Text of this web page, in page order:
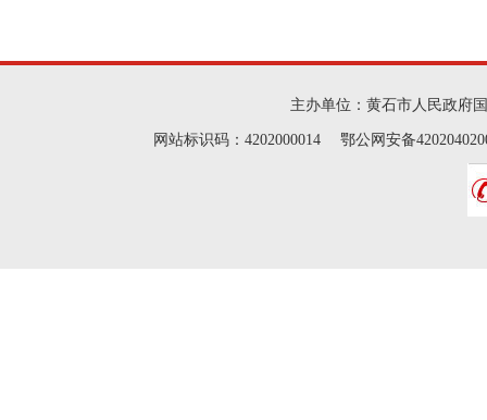
主办单位：黄石市人民政府
网站标识码：4202000014 鄂公网安备